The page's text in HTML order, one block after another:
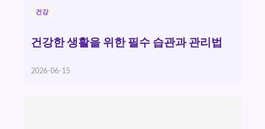
건강
건강한 생활을 위한 필수 습관과 관리법
2026-06-15